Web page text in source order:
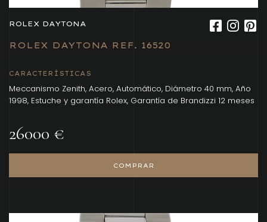
ROLEX DAYTONA
ROLEX DAYTONA REF. 16520
CARACTERÍSTICAS
Meccanismo Zenith, Acero, Automático, Diámetro 40 mm, Año
1998, Estuche y garantía Rolex, Garantía de Brandizzi 12 meses
26000 €
COMPRAR